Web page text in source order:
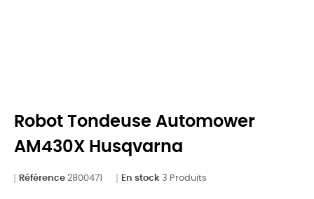
Robot Tondeuse Automower
AM430X Husqvarna
Référence 2800471 En stock 3 Produits